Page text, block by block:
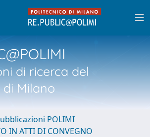
di ricerca del
Milano
POLIMI
IN ATTI DI CONVEGNO